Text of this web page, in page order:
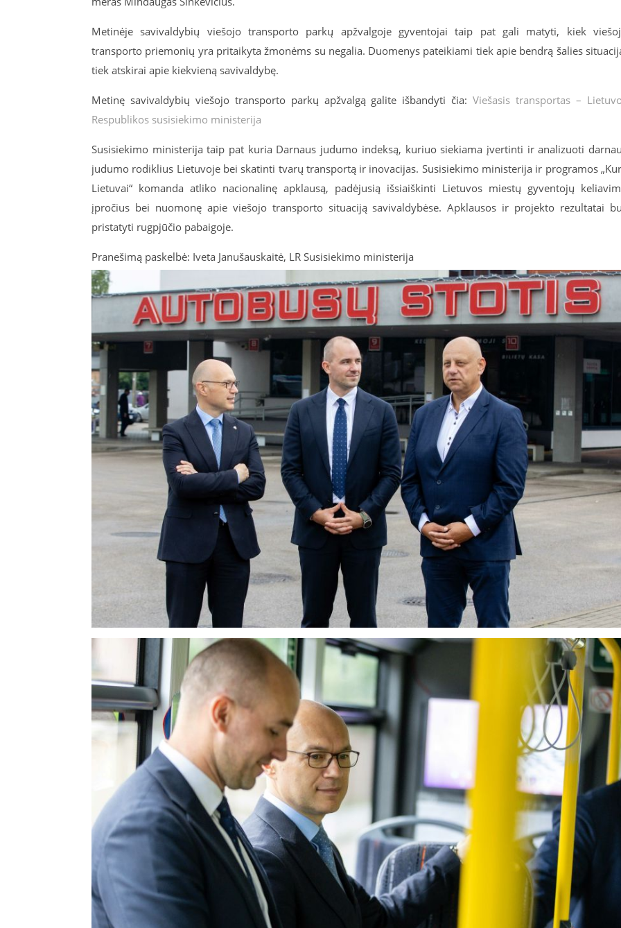
Metinėje savivaldybių viešojo transporto parkų apžvalgoje gyventojai taip pat gali matyti, kiek
transporto priemonių yra pritaikyta žmonėms su negalia. Duomenys pateikiami tiek apie bendrą šalies
tiek atskirai apie kiekvieną savivaldybę.
Metinę savivaldybių viešojo transporto parkų apžvalgą galite išbandyti čia:Viešasis transportas –
Respublikos susisiekimo ministerija
Susisiekimo ministerija taip pat kuria Darnaus judumo indeksą, kuriuo siekiama įvertinti ir analizuoti
judumo rodiklius Lietuvoje bei skatinti tvarų transportą ir inovacijas. Susisiekimo ministerija ir programos
Lietuvai“ komanda atliko nacionalinę apklausą, padėjusią išsiaiškinti Lietuvos miestų gyventojų
įpročius bei nuomonę apie viešojo transporto situaciją savivaldybėse. Apklausos ir projekto rezultatai
pristatyti rugpjūčio pabaigoje.
Pranešimą paskelbė: Iveta Janušauskaitė, LR Susisiekimo ministerija